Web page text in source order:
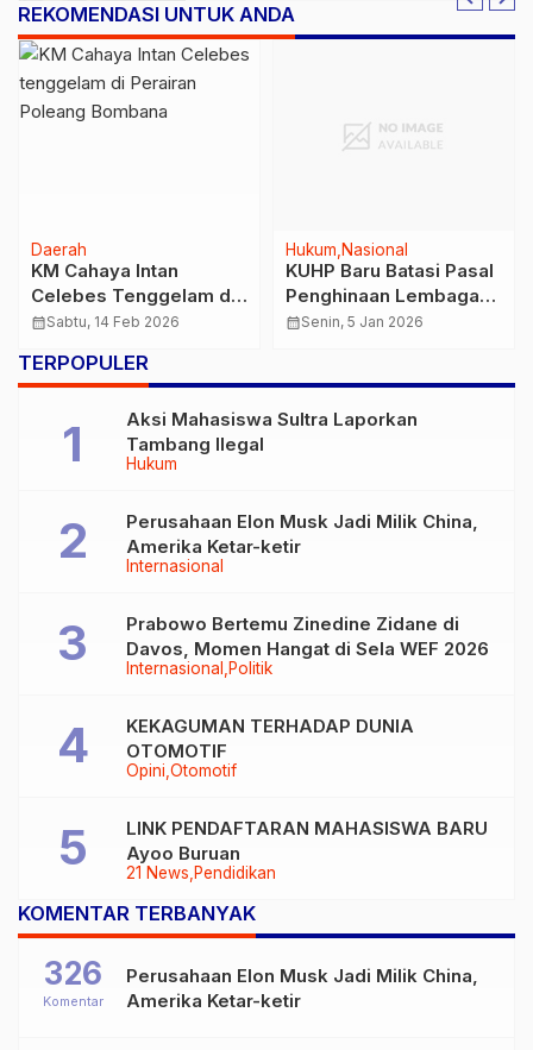
REKOMENDASI UNTUK ANDA
Daerah
KM Cahaya Intan
Celebes Tenggelam di
Perairan Bombana
calendar_monthSabtu, 14 Feb 2026
Hukum Nasional
KUHP Baru Batasi Pasal
Penghinaan Lembaga
Negara, Wamenkum:
calendar_monthSenin, 5 Jan 2026
TERPOPULER
Hukum
Aksi Mahasiswa Sultra Laporkan
Tambang Ilegal
Internasional
Perusahaan Elon Musk Jadi Milik China,
Amerika Ketar-ketir
Internasional Politik
Prabowo Bertemu Zinedine Zidane di
Davos, Momen Hangat di Sela WEF 2026
Opini Otomotif
KEKAGUMAN TERHADAP DUNIA
OTOMOTIF
21 News Pendidikan
LINK PENDAFTARAN MAHASISWA BARU
Ayoo Buruan
KOMENTAR TERBANYAK
Perusahaan Elon Musk Jadi Milik China,
Amerika Ketar-ketir
326
Komentar